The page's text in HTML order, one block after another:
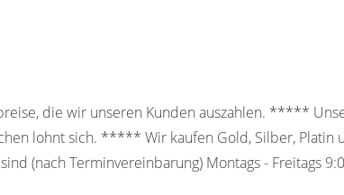
die wir unseren Kunden auszahlen. *****
lohnt sich. ***** Wir kaufen Gold, Silber, Platin
(nach Terminvereinbarung) Montags - Freitags